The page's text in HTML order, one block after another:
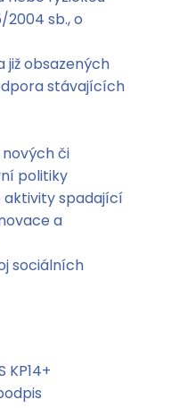
2004 sb., o
již obsazených
stávajících
či
politiky
aktivity spadající
a
sociálních